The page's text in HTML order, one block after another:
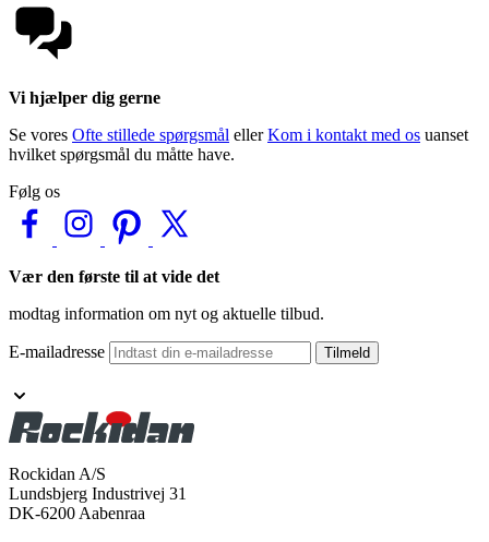
Vi hjælper dig gerne
Se vores Ofte stillede spørgsmål ellerKom i kontakt med os uanset
hvilket spørgsmål du måtte have.
Følg os
Vær den første til at vide det
modtag information om nyt og aktuelle tilbud.
E-mailadresse Tilmeld
Rockidan A/S
Lundsbjerg Industrivej 31
DK-6200 Aabenraa